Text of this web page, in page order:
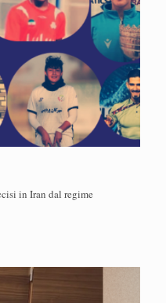
in Iran dal regime